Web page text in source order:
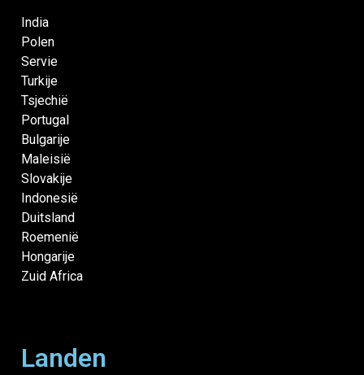
India
Polen
Servie
Turkije
Tsjechië
Portugal
Bulgarije
Maleisië
Slovakije
Indonesië
Duitsland
Roemenië
Hongarije
Zuid Africa
Landen